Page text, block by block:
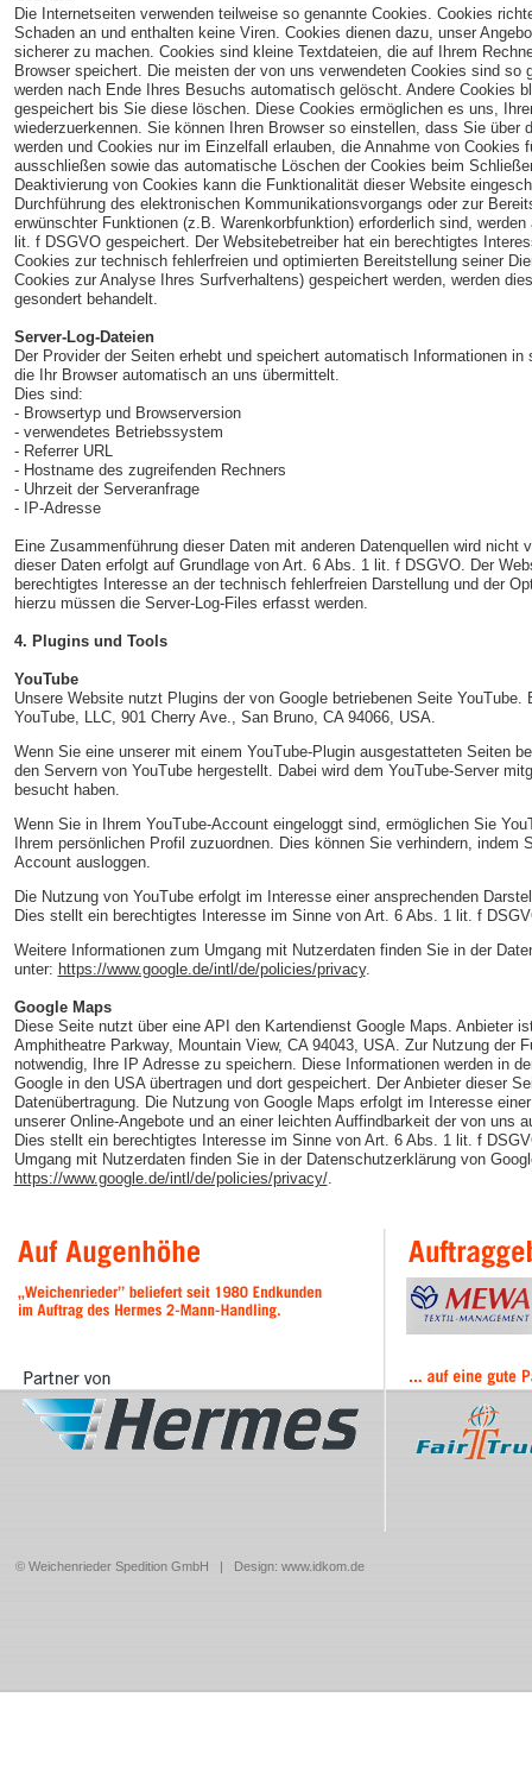
Die Internetseiten verwenden teilweise so genannte Cookies. Cookies
Schaden an und enthalten keine Viren. Cookies dienen dazu, unser
sicherer zu machen. Cookies sind kleine Textdateien, die auf Ihrem
Browser speichert. Die meisten der von uns verwendeten Cookies sind so
werden nach Ende Ihres Besuchs automatisch gelöscht. Andere Cookies
gespeichert bis Sie diese löschen. Diese Cookies ermöglichen es uns,
wiederzuerkennen. Sie können Ihren Browser so einstellen, dass Sie über
werden und Cookies nur im Einzelfall erlauben, die Annahme von Cookies
ausschließen sowie das automatische Löschen der Cookies beim
Deaktivierung von Cookies kann die Funktionalität dieser Website
Durchführung des elektronischen Kommunikationsvorgangs oder zur
erwünschter Funktionen (z.B. Warenkorbfunktion) erforderlich sind,
lit. f DSGVO gespeichert. Der Websitebetreiber hat ein berechtigtes
Cookies zur technisch fehlerfreien und optimierten Bereitstellung seiner
Cookies zur Analyse Ihres Surfverhaltens) gespeichert werden, werden
gesondert behandelt.
Server-Log-Dateien
Der Provider der Seiten erhebt und speichert automatisch Informationen in
die Ihr Browser automatisch an uns übermittelt.
Dies sind:
- Browsertyp und Browserversion
- verwendetes Betriebssystem
- Referrer URL
- Hostname des zugreifenden Rechners
- Uhrzeit der Serveranfrage
- IP-Adresse
Eine Zusammenführung dieser Daten mit anderen Datenquellen wird nicht
dieser Daten erfolgt auf Grundlage von Art. 6 Abs. 1 lit. f DSGVO. Der
berechtigtes Interesse an der technisch fehlerfreien Darstellung und der
hierzu müssen die Server-Log-Files erfasst werden.
4. Plugins und Tools
YouTube
Unsere Website nutzt Plugins der von Google betriebenen Seite YouTube.
YouTube, LLC, 901 Cherry Ave., San Bruno, CA 94066, USA.
Wenn Sie eine unserer mit einem YouTube-Plugin ausgestatteten Seiten
den Servern von YouTube hergestellt. Dabei wird dem YouTube-Server
besucht haben.
Wenn Sie in Ihrem YouTube-Account eingeloggt sind, ermöglichen Sie
Ihrem persönlichen Profil zuzuordnen. Dies können Sie verhindern, indem
Account ausloggen.
Die Nutzung von YouTube erfolgt im Interesse einer ansprechenden
Dies stellt ein berechtigtes Interesse im Sinne von Art. 6 Abs. 1 lit. f
Weitere Informationen zum Umgang mit Nutzerdaten finden Sie in der
unter: https://www.google.de/intl/de/policies/privacy.
Google Maps
Diese Seite nutzt über eine API den Kartendienst Google Maps. Anbieter
Amphitheatre Parkway, Mountain View, CA 94043, USA. Zur Nutzung der
notwendig, Ihre IP Adresse zu speichern. Diese Informationen werden in
Google in den USA übertragen und dort gespeichert. Der Anbieter dieser
Datenübertragung. Die Nutzung von Google Maps erfolgt im Interesse
unserer Online-Angebote und an einer leichten Auffindbarkeit der von uns
Dies stellt ein berechtigtes Interesse im Sinne von Art. 6 Abs. 1 lit. f
Umgang mit Nutzerdaten finden Sie in der Datenschutzerklärung von
https://www.google.de/intl/de/policies/privacy/.
© Weichenrieder Spedition GmbH | Design: www.idkom.de